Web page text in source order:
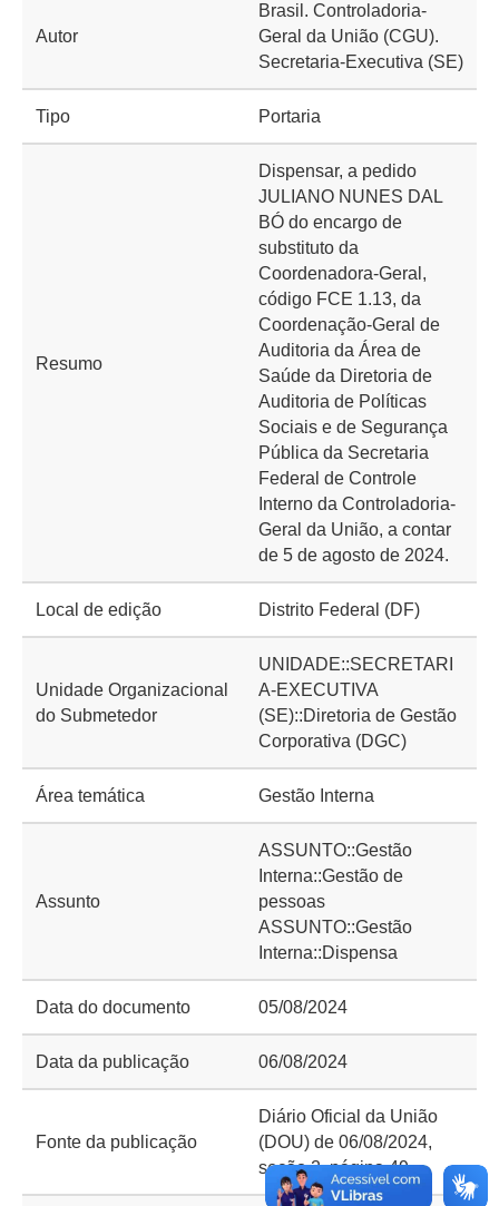
Autor
Brasil. Controladoria-
Geral da União (CGU).
Secretaria-Executiva (SE)
Tipo Portaria
Resumo
Dispensar, a pedido
JULIANO NUNES DAL
BÓ do encargo de
substituto da
Coordenadora-Geral,
código FCE 1.13, da
Coordenação-Geral de
Auditoria da Área de
Saúde da Diretoria de
Auditoria de Políticas
Sociais e de Segurança
Pública da Secretaria
Federal de Controle
Interno da Controladoria-
Geral da União, a contar
de 5 de agosto de 2024.
Local de edição Distrito Federal (DF)
Unidade Organizacional
do Submetedor
UNIDADE::SECRETARI
A-EXECUTIVA
(SE)::Diretoria de Gestão
Corporativa (DGC)
Área temática Gestão Interna
Assunto
ASSUNTO::Gestão
Interna::Gestão de
pessoas
ASSUNTO::Gestão
Interna::Dispensa
Data do documento 05/08/2024
Data da publicação 06/08/2024
Fonte da publicação
Diário Oficial da União
(DOU) de 06/08/2024,
seção 2, página 49